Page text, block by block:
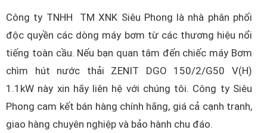
Công ty TNHH TM XNK Siêu Phong là nhà phân phối
độc quyền các dòng máy bơm từ các thương hiệu nổi
tiếng toàn cầu. Nếu bạn quan tâm đến chiếc máy Bơm
chìm hút nước thải ZENIT DGO 150/2/G50 V(H)
1.1kW này xin hãy liên hệ với chúng tôi. Công ty Siêu
Phong cam kết bán hàng chính hãng, giá cả cạnh tranh,
giao hàng chuyên nghiệp và bảo hành chu đáo.